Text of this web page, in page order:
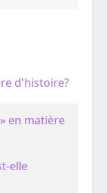
d'histoire?
en matière
elle